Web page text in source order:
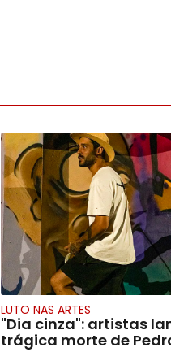
LUTO NAS ARTES
"Dia cinza": artistas
trágica morte de